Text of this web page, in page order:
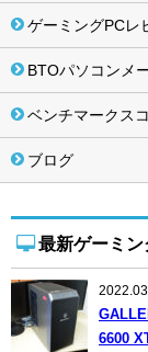
ゲーミングPCレ
BTOパソコンメ
ベンチマークス
ブログ
最新ゲーミ
6600